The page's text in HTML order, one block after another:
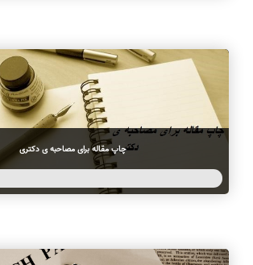
چاپ مقاله برای مصاحبه ی دکتری